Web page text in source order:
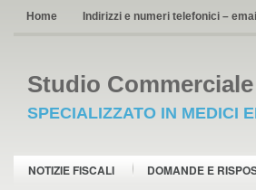
Home Indirizzi e numeri telefonici – email
Studio
SPECIALIZZATO IN MEDICI
NOTIZIE FISCALI DOMANDE E